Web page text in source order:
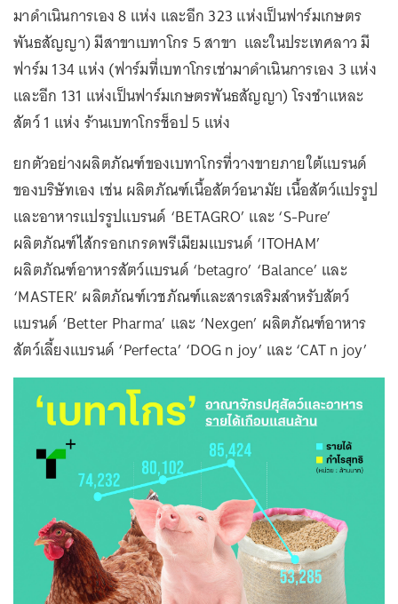
มาดำเนินการเอง 8 แห่ง และอีก 323 แห่งเป็นฟาร์มเกษตร
พันธสัญญา) มีสาขาเบทาโกร 5 สาขา และในประเทศลาว มี
ฟาร์ม 134 แห่ง (ฟาร์มที่เบทาโกรเช่ามาดำเนินการเอง 3 แห่ง
และอีก 131 แห่งเป็นฟาร์มเกษตรพันธสัญญา) โรงชำแหละ
สัตว์ 1 แห่ง ร้านเบทาโกรช็อป 5 แห่ง
ยกตัวอย่างผลิตภัณฑ์ของเบทาโกรที่วางขายภายใต้แบรนด์
ของบริษัทเอง เช่น ผลิตภัณฑ์เนื้อสัตว์อนามัย เนื้อสัตว์แปรรูป
และอาหารแปรรูปแบรนด์ ‘BETAGRO’ และ ‘S-Pure’
ผลิตภัณฑ์ไส้กรอกเกรดพรีเมียมแบรนด์ ‘ITOHAM’
ผลิตภัณฑ์อาหารสัตว์แบรนด์ ‘betagro’ ‘Balance’ และ
‘MASTER’ ผลิตภัณฑ์เวชภัณฑ์และสารเสริมสำหรับสัตว์
แบรนด์ ‘Better Pharma’ และ ‘Nexgen’ ผลิตภัณฑ์อาหาร
สัตว์เลี้ยงแบรนด์ ‘Perfecta’ ‘DOG n joy’ และ ‘CAT n joy’